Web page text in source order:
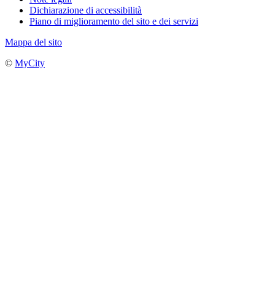
Dichiarazione di accessibilità
Piano di miglioramento del sito e dei servizi
Mappa del sito
© MyCity